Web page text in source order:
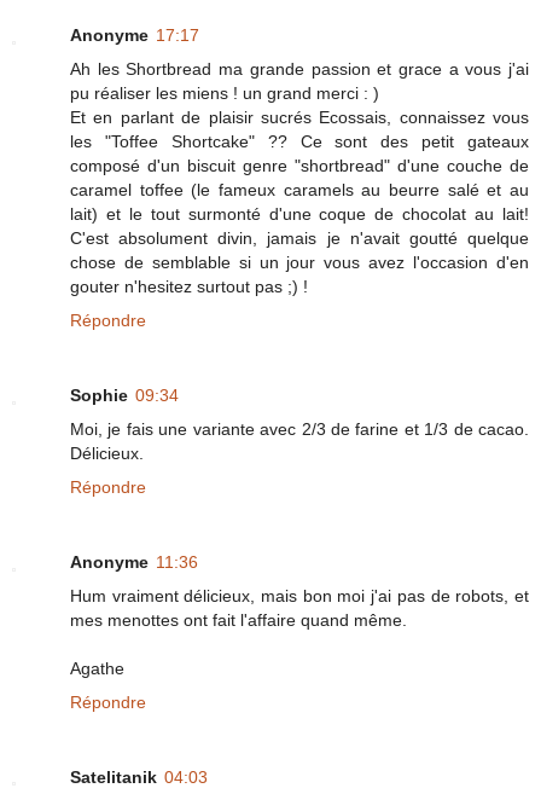
Anonyme 17:17
Ah les Shortbread ma grande passion et grace a vous j'ai
pu réaliser les miens ! un grand merci : )
Et en parlant de plaisir sucrés Ecossais, connaissez vous
les "Toffee Shortcake" ?? Ce sont des petit gateaux
composé d'un biscuit genre "shortbread" d'une couche de
caramel toffee (le fameux caramels au beurre salé et au
lait) et le tout surmonté d'une coque de chocolat au lait!
C'est absolument divin, jamais je n'avait goutté quelque
chose de semblable si un jour vous avez l'occasion d'en
gouter n'hesitez surtout pas ;) !
Répondre
Sophie 09:34
Moi, je fais une variante avec 2/3 de farine et 1/3 de cacao.
Délicieux.
Répondre
Anonyme 11:36
Hum vraiment délicieux, mais bon moi j'ai pas de robots, et
mes menottes ont fait l'affaire quand même.
Agathe
Répondre
Satelitanik 04:03